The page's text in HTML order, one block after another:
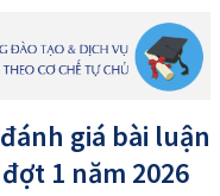
giá bài luận
1 năm 2026